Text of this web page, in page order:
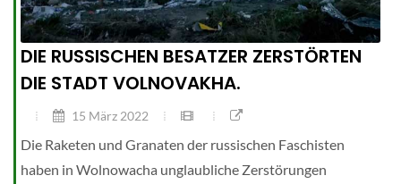
DIE RUSSISCHEN BESATZER ZERSTÖRTEN
DIE STADT VOLNOVAKHA.
15 März 2022
Die Raketen und Granaten der russischen Faschisten
haben in Wolnowacha unglaubliche Zerstörungen